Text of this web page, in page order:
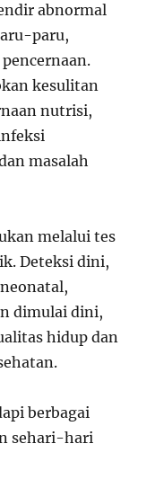
abnormal
paru,
kesulitan
nutrisi,
masalah
melalui tes
Deteksi dini,
dimulai dini,
hidup dan
berbagai
sehari-hari